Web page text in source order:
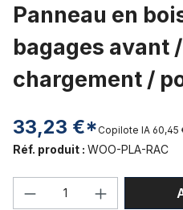
Panneau en
bagages avant
chargement /
33,23 €* Copilote IA 60,45
Réf. produit : WOO-PLA-RAC
Quantité de